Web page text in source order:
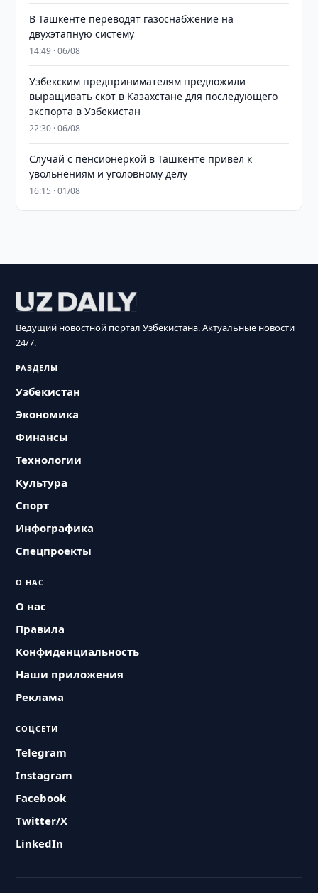
В Ташкенте переводят газоснабжение на
двухэтапную систему
14:49 · 06/08
Узбекским предпринимателям предложили
выращивать скот в Казахстане для последующего
экспорта в Узбекистан
22:30 · 06/08
Случай с пенсионеркой в Ташкенте привел к
увольнениям и уголовному делу
16:15 · 01/08
Ведущий новостной портал Узбекистана. Актуальные новости
24/7.
РАЗДЕЛЫ
Узбекистан
Экономика
Финансы
Технологии
Культура
Спорт
Инфографика
Спецпроекты
О НАС
О нас
Правила
Конфиденциальность
Наши приложения
Реклама
СОЦСЕТИ
Telegram
Instagram
Facebook
Twitter/X
LinkedIn